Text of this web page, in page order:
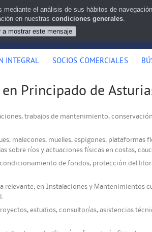
INTEGRAL SOCIOS COMERCIALES
Principado de
trabajos de mantenimiento,
malecones, muelles, espigones, plataformas
sobre ríos y actuaciones físicas en costas,
de fondos, protección del
en Instalaciones y Mantenimientos
estudios, consultorías, asistencias
el análisis de sus hábitos de
en nuestras condiciones generales.